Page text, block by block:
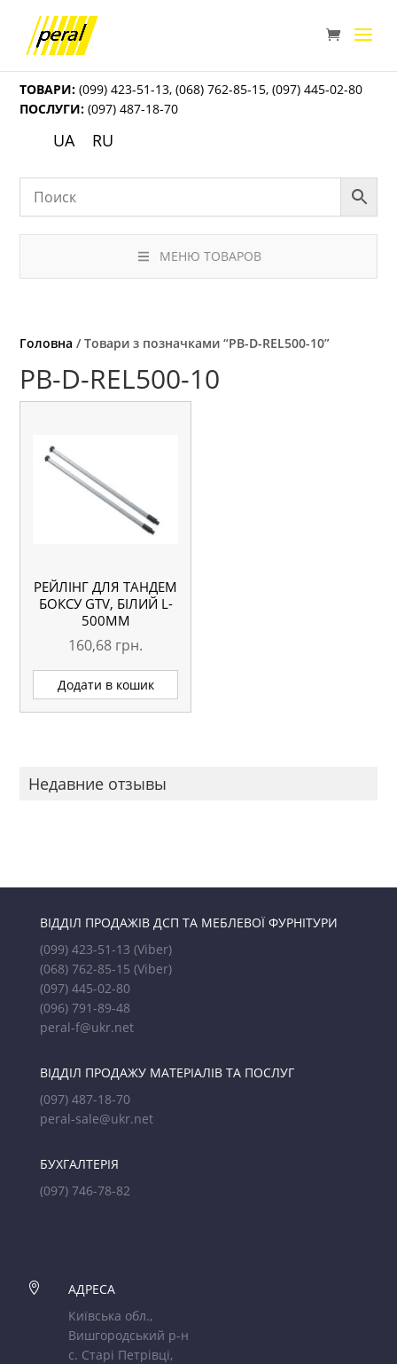
ТОВАРИ: (099) 423-51-13,(068) 762-85-15,(097) 445-02-80
ПОСЛУГИ: (097) 487-18-70
UA RU
МЕНЮ ТОВАРОВ
Головна / Товари з позначками “PB-D-REL500-10”
PB-D-REL500-10
РЕЙЛІНГ ДЛЯ ТАНДЕМ
БОКСУ GTV, БІЛИЙ L-
500ММ
160,68 грн.
Додати в кошик
Недавние отзывы
ВІДДІЛ ПРОДАЖІВ ДСП ТА МЕБЛЕВОЇ ФУРНІТУРИ
(099) 423-51-13 (Viber)
(068) 762-85-15 (Viber)
(097) 445-02-80
(096) 791-89-48
peral-f@ukr.net
ВІДДІЛ ПРОДАЖУ МАТЕРІАЛІВ ТА ПОСЛУГ
(097) 487-18-70
peral-sale@ukr.net
БУХГАЛТЕРІЯ
(097) 746-78-82

АДРЕСА
Київська обл.,
Вишгородський р-н
с. Старі Петрівці,